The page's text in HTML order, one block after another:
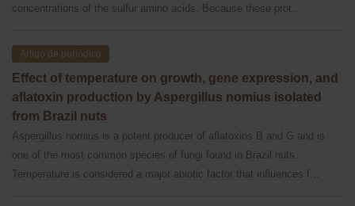
concentrations of the sulfur amino acids. Because these prot...
Artigo de periódico
Effect of temperature on growth, gene expression, and
aflatoxin production by Aspergillus nomius isolated
from Brazil nuts
Aspergillus nomius is a potent producer of aflatoxins B and G and is
one of the most common species of fungi found in Brazil nuts.
Temperature is considered a major abiotic factor that influences f...